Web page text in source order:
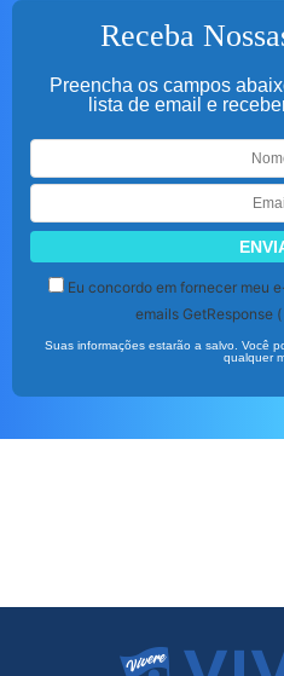
Receba
Preencha os campos
lista de email e
Eu concordo em fornecer meu
emails GetResponse (
Suas informações estarão a salvo. Você
qualquer